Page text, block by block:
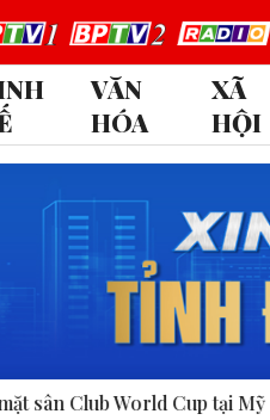
VĂN
HÓA
XÃ
HỘI
tại Mỹ “không đạt chuẩn”.